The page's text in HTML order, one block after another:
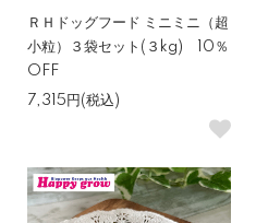
ＲＨドッグフード ミニミニ（超
小粒）３袋セット(３kg) 10％
OFF
7,315円(税込)